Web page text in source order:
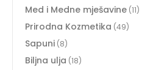
Med i Medne mješavine (11)
Prirodna Kozmetika (49)
Sapuni (8)
Biljna ulja (18)